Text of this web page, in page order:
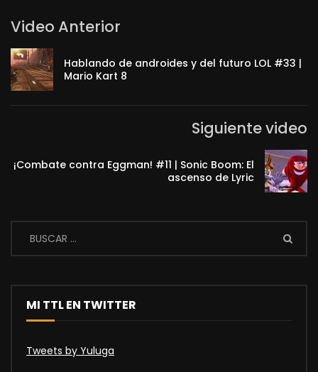
Video Anterior
Hablando de androides y del futuro LOL #33 |
Mario Kart 8
Siguiente video
¡Combate contra Eggman! #11 | Sonic Boom: El
ascenso de Lyric
MI TTL EN TWITTER
Tweets by Yuluga